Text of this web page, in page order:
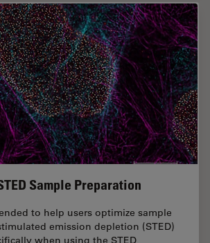
Sample Preparation
to help users optimize sample
emission depletion (STED)
when using the STED